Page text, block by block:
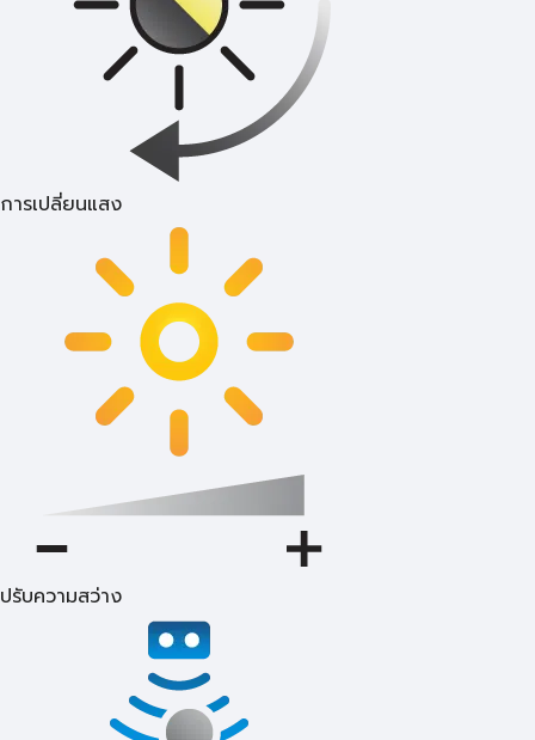
การเปลี่ยนแสง
ปรับความสว่าง